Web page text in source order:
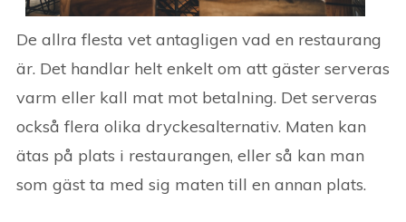
De allra flesta vet antagligen vad en restaurang
är. Det handlar helt enkelt om att gäster serveras
varm eller kall mat mot betalning. Det serveras
också flera olika dryckesalternativ. Maten kan
ätas på plats i restaurangen, eller så kan man
som gäst ta med sig maten till en annan plats.